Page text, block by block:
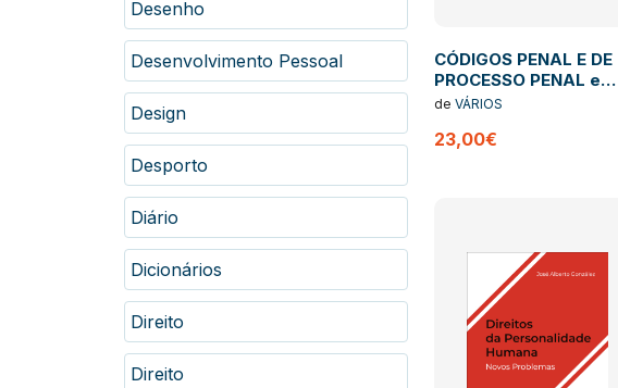
Desenho
Desenvolvimento Pessoal
Design
Desporto
Diário
Dicionários
Direito
Direito
CÓDIGOS PENAL E DE
PROCESSO PENAL e
legislação
edição
de VÁRIOS
23,00€